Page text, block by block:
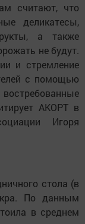
считают, что
деликатесы,
а также
не будут.
и стремление
с помощью
АКОРТ в
Игоря
стола (в
По данным
в среднем